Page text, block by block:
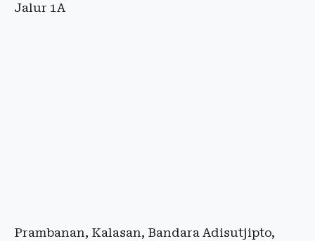
Jalur 1A
Prambanan, Kalasan, Bandara Adisutjipto,